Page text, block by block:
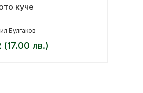
куче
Булгаков
(17.00 лв.)